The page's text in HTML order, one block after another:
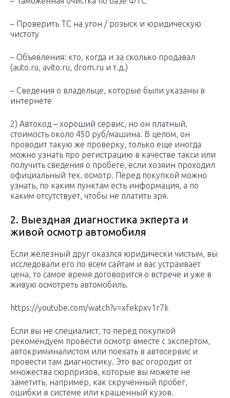
– Проверить ТС на угон / розыск и юридическую
чистоту
– Объявления: кто, когда и за сколько продавал
(auto.ru, avito.ru, drom.ru и т.д.)
– Сведения о владельце, которые были указаны в
интернете
2) Автокод – хороший сервис, но он платный,
стоимость около 450 руб/машина. В целом, он
проводит такую же проверку, только еще иногда
можно узнать про регистрацию в качестве такси или
получить сведения о пробеге, если хозяин проходил
официальный тех. осмотр. Перед покупкой можно
узнать, по каким пунктам есть информация, а по
каким отсутствует, чтобы не платить зря.
2. Выездная диагностика экперта и
живой осмотр автомобиля
Если железный друг оказлся юридически чистым, вы
исследовали его по всем сайтам и вас устраивает
цена, то самое время договорится о встрече и уже в
живую осмотреть автомобиль.
https://youtube.com/watch?v=xfekpxv1r7k
Если вы не специалист, то перед покупкой
рекомендуем провести осмотр вместе с экспертом,
автокриминалистом или поехать в автосервис и
провести там диагностику. Это вас огородит от
множества сюрпризов, которые вы можете не
заметить, например, как скрученный пробег,
ошибки в системе или крашенный кузов.